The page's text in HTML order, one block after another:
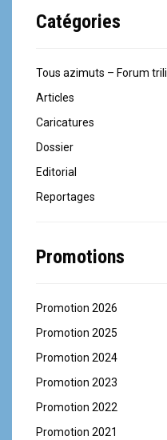
Catégories
Tous azimuts – Forum
Articles
Caricatures
Dossier
Editorial
Reportages
Promotions
Promotion 2026
Promotion 2025
Promotion 2024
Promotion 2023
Promotion 2022
Promotion 2021